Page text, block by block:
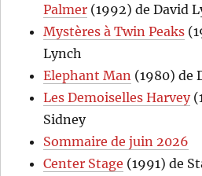
Palmer (1992) de David
Mystères à Twin Peaks
Lynch
Elephant Man (1980) de
Les Demoiselles Harvey
Sidney
Sommaire de juin 2026
Center Stage (1991) de